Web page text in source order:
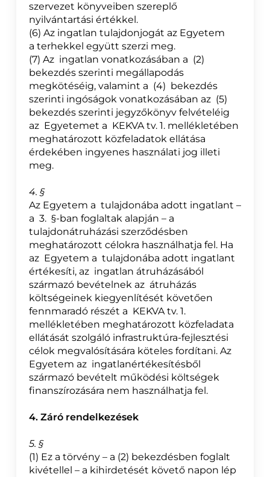
szervezet könyveiben szereplő
nyilvántartási értékkel.
(6) Az ingatlan tulajdonjogát az Egyetem
a terhekkel együtt szerzi meg.
(7) Az ingatlan vonatkozásában a (2)
bekezdés szerinti megállapodás
megkötéséig, valamint a (4) bekezdés
szerinti ingóságok vonatkozásában az (5)
bekezdés szerinti jegyzőkönyv felvételéig
az Egyetemet a KEKVA tv. 1. mellékletében
meghatározott közfeladatok ellátása
érdekében ingyenes használati jog illeti
meg.
4. §
Az Egyetem a tulajdonába adott ingatlant –
a 3. §-ban foglaltak alapján – a
tulajdonátruházási szerződésben
meghatározott célokra használhatja fel. Ha
az Egyetem a tulajdonába adott ingatlant
értékesíti, az ingatlan átruházásából
származó bevételnek az átruházás
költségeinek kiegyenlítését követően
fennmaradó részét a KEKVA tv. 1.
mellékletében meghatározott közfeladata
ellátását szolgáló infrastruktúra-fejlesztési
célok megvalósítására köteles fordítani. Az
Egyetem az ingatlanértékesítésből
származó bevételt működési költségek
finanszírozására nem használhatja fel.
4. Záró rendelkezések
5. §
(1) Ez a törvény – a (2) bekezdésben foglalt
kivétellel – a kihirdetését követő napon lép